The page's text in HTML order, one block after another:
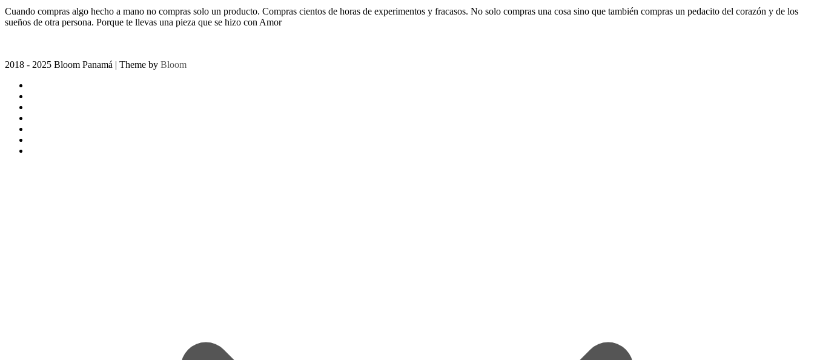
Cuando compras algo hecho a mano no compras solo un producto. Compras cientos de horas de experimentos y fracasos. No solo compras una cosa sino que también compras un pedacito del corazón y de los
sueños de otra persona. Porque te llevas una pieza que se hizo con Amor
2018 - 2025 Bloom Panamá | Theme by Bloom